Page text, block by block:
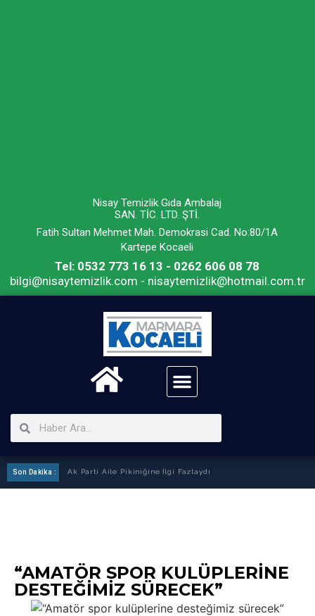
Nisay Temizlik Gıda Ambalaj
SAN. TİC. LTD. ŞTİ.
Fatih Sultan Mehmet Mah. Demokrasi Cad. No:80/1A
Kartepe Kocaeli
Tel: 0532 773 16 13 - 0262 606 08 78
bilgi@nisaytemizlik.com - nisaytemizlik@hotmail.com.tr
Ak Parti Aile Pikiniğine İlgi Fazlaydı
Son Dakika :
“AMATÖR SPOR KULÜPLERINE
DESTEĞIMIZ SÜRECEK”